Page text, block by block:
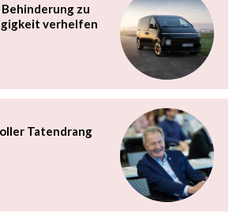
zu
verhelfen
Tatendrang